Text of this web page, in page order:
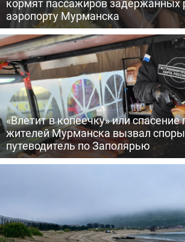
кормят пассажиров задержанных
аэропорту Мурманска
«Влетит в копеечку» или спасение
жителей Мурманска вызвал
путеводитель по Заполярью